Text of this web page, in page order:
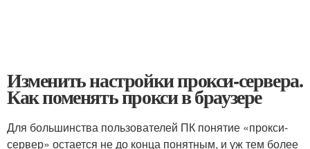
Изменить настройки прокси-сервера.
Как поменять прокси в браузере
Для большинства пользователей ПК понятие «прокси-
сервер» остается не до конца понятным, и уж тем более